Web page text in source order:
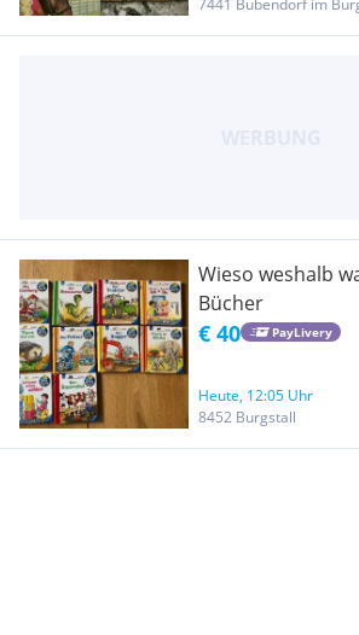
Wieso weshalb
Bücher
€ 40 PayLivery
Heute, 12:05 Uhr
8452 Burgstall